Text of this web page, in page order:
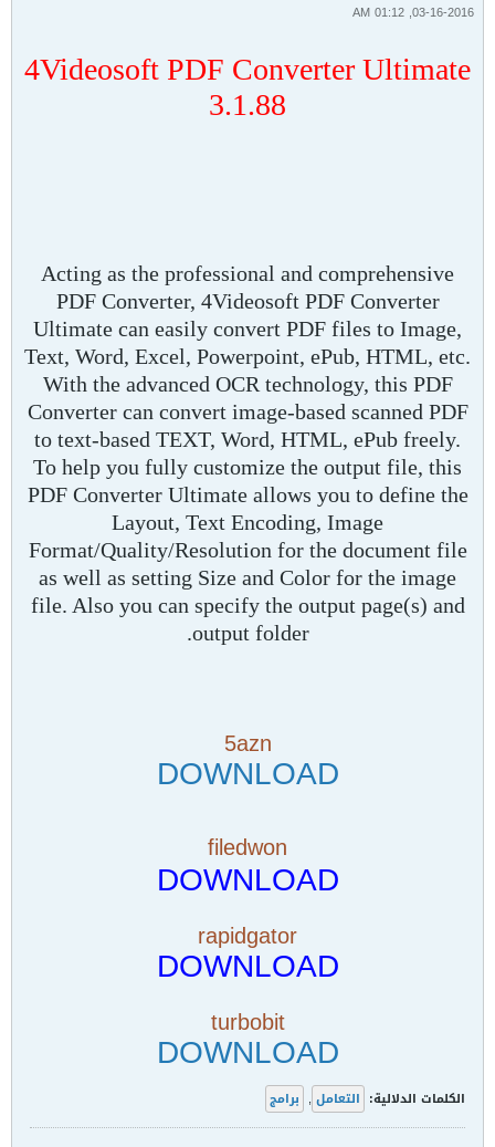
03-16-2016, 01:12 AM
4Videosoft PDF Converter Ultimate
3.1.88
Acting as the professional and comprehensive
PDF Converter, 4Videosoft PDF Converter
Ultimate can easily convert PDF files to Image,
Text, Word, Excel, Powerpoint, ePub, HTML, etc.
With the advanced OCR technology, this PDF
Converter can convert image-based scanned PDF
to text-based TEXT, Word, HTML, ePub freely.
To help you fully customize the output file, this
PDF Converter Ultimate allows you to define the
Layout, Text Encoding, Image
Format/Quality/Resolution for the document file
as well as setting Size and Color for the image
file. Also you can specify the output page(s) and
output folder.
5azn
DOWNLOAD
filedwon
DOWNLOAD
rapidgator
DOWNLOAD
turbobit
DOWNLOAD
الكلمات الدلالية: التعامل , برامج